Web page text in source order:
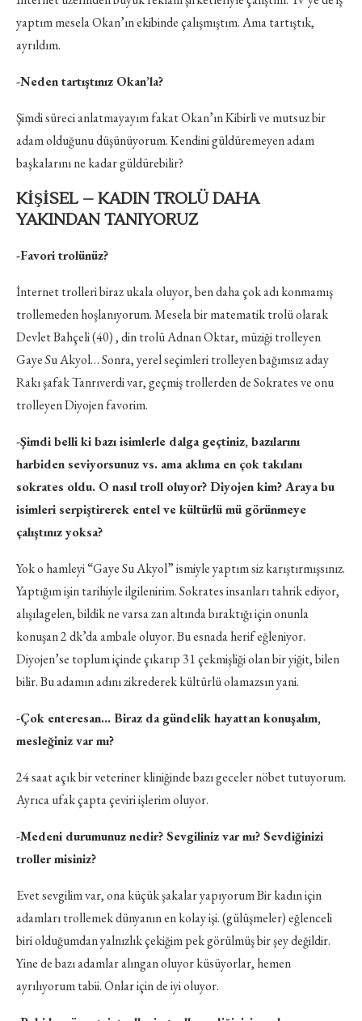
yaptım mesela Okan’ın ekibinde çalışmıştım. Ama tartıştık,
ayrıldım.
-Neden tartıştınız Okan’la?
Şimdi süreci anlatmayayım fakat Okan’ın Kibirli ve mutsuz bir
adam olduğunu düşünüyorum. Kendini güldüremeyen adam
başkalarını ne kadar güldürebilir?
KİŞİSEL – KADIN TROLÜ DAHA
YAKINDAN TANIYORUZ
-Favori trolünüz?
İnternet trolleri biraz ukala oluyor, ben daha çok adı konmamış
trollemeden hoşlanıyorum. Mesela bir matematik trolü olarak
Devlet Bahçeli (40) , din trolü Adnan Oktar, müziği trolleyen
Gaye Su Akyol… Sonra, yerel seçimleri trolleyen bağımsız aday
Rakı şafak Tanrıverdi var, geçmiş trollerden de Sokrates ve onu
trolleyen Diyojen favorim.
-Şimdi belli ki bazı isimlerle dalga geçtiniz, bazılarını
harbiden seviyorsunuz vs. ama aklıma en çok takılanı
sokrates oldu. O nasıl troll oluyor? Diyojen kim? Araya bu
isimleri serpiştirerek entel ve kültürlü mü görünmeye
çalıştınız yoksa?
Yok o hamleyi “Gaye Su Akyol” ismiyle yaptım siz karıştırmışsınız.
Yaptığım işin tarihiyle ilgilenirim. Sokrates insanları tahrik ediyor,
alışılagelen, bildik ne varsa zan altında bıraktığı için onunla
konuşan 2 dk’da ambale oluyor. Bu esnada herif eğleniyor.
Diyojen’se toplum içinde çıkarıp 31 çekmişliği olan bir yiğit, bilen
bilir. Bu adamın adını zikrederek kültürlü olamazsın yani.
-Çok enteresan… Biraz da gündelik hayattan konuşalım,
mesleğiniz var mı?
24 saat açık bir veteriner kliniğinde bazı geceler nöbet tutuyorum.
Ayrıca ufak çapta çeviri işlerim oluyor.
-Medeni durumunuz nedir? Sevgiliniz var mı? Sevdiğinizi
troller misiniz?
Evet sevgilim var, ona küçük şakalar yapıyorum Bir kadın için
adamları trollemek dünyanın en kolay işi. (gülüşmeler) eğlenceli
biri olduğumdan yalnızlık çekiğim pek görülmüş bir şey değildir.
Yine de bazı adamlar alıngan oluyor küsüyorlar, hemen
ayrılıyorum tabii. Onlar için de iyi oluyor.